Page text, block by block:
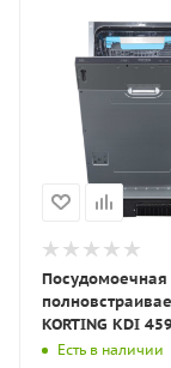
KORTING KDI
Есть в наличии